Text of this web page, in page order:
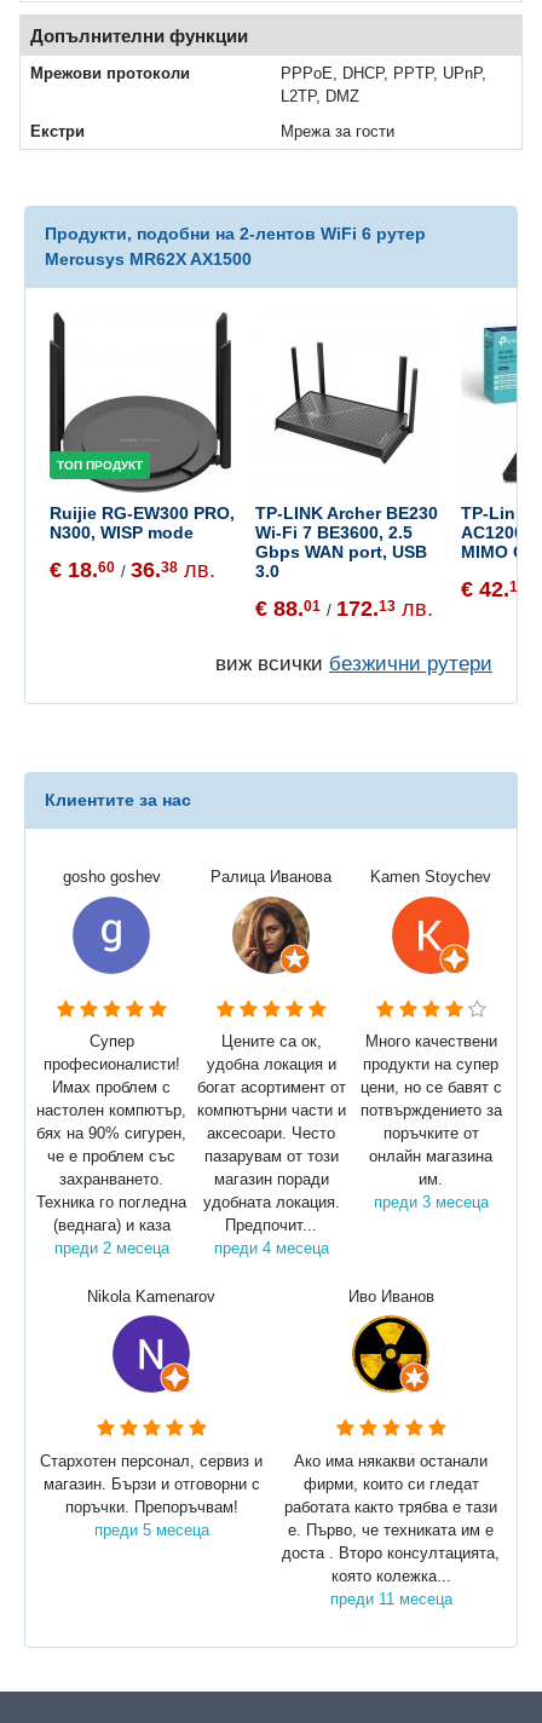
Допълнителни функции
Мрежови протоколи
PPPoE, DHCP, PPTP, UPnP,
L2TP, DMZ
Екстри
Мрежа за гости
Продукти, подобни на 2-лентов WiFi 6 рутер
Mercusys MR62X AX1500
ТОП ПРОДУКТ
Ruijie RG-EW300 PRO,
N300, WISP mode
€ 18.60 / 36.38 лв.
TP-LINK Archer BE230
Wi-Fi 7 BE3600, 2.5
Gbps WAN port, USB
3.0
€ 88.01 / 172.13 лв.
TP-Link
AC1200
MIMO
€ 42.11
виж всички безжични рутери
Клиентите за нас
gosho goshev
Супер
професионалисти!
Имах проблем с
настолен компютър,
бях на 90% сигурен,
че е проблем със
захранването.
Техника го погледна
(веднага) и каза
преди 2 месеца
Ралица Иванова
Цените са ок,
удобна локация и
богат асортимент от
компютърни части и
аксесоари. Често
пазарувам от този
магазин поради
удобната локация.
Предпочит...
преди 4 месеца
Kamen Stoychev
Много качествени
продукти на супер
цени, но се бавят с
потвърждението за
поръчките от
онлайн магазина
им.
преди 3 месеца
Nikola Kamenarov
Стархотен персонал, сервиз и
магазин. Бързи и отговорни с
поръчки. Препоръчвам!
преди 5 месеца
Иво Иванов
Ако има някакви останали
фирми, които си гледат
работата както трябва е тази
е. Първо, че техниката им е
доста . Второ консултацията,
която колежка...
преди 11 месеца